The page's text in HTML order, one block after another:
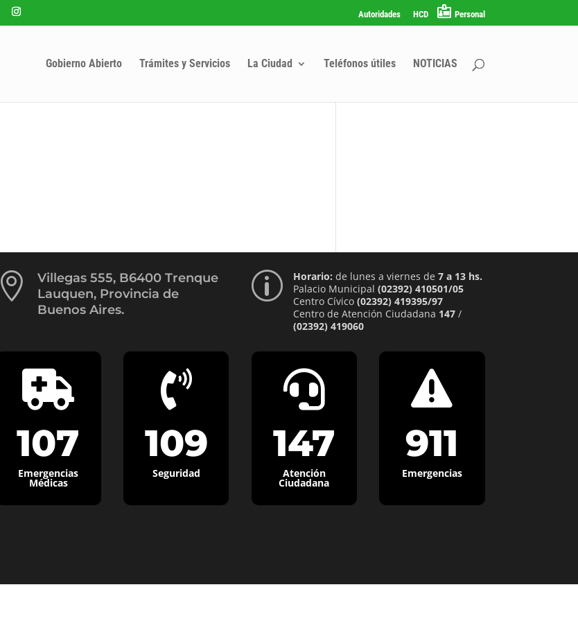
Autoridades HCD Personal
Gobierno Abierto Trámites y Servicios La Ciudad Teléfonos útiles NOTICIAS

Villegas 555, B6400 Trenque
Lauquen, Provincia de
Buenos Aires.
p Horario: de lunes a viernes de 7 a 13 hs.
Palacio Municipal (02392) 410501/05
Centro Cívico (02392) 419395/97
Centro de Atención Ciudadana 147/
(02392) 419060

107
Emergencias
Médicas

109
Seguridad

147
Atención
Ciudadana

911
Emergencias